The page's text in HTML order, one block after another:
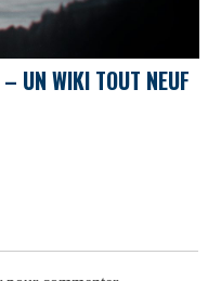
UN WIKI TOUT NEUF